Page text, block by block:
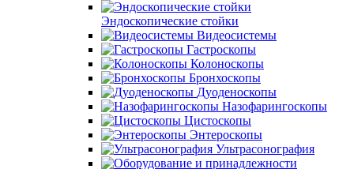
Эндоскопические стойки
Видеосистемы
Гастроскопы
Колоноскопы
Бронхоскопы
Дуоденоскопы
Назофарингоскопы
Цистоскопы
Энтероскопы
Ультрасонография